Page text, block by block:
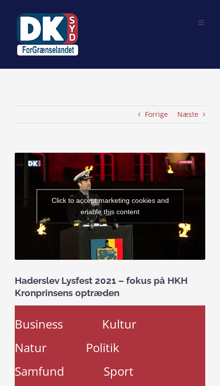
Forrige Næste
View
Larger
Click to accept marketing cookies and
enable this content
Haderslev Lysfest 2021 – fokus på HKH
Kronprinsens optræden
Business
Kultur
Natur
Politik
Samfund
Sport